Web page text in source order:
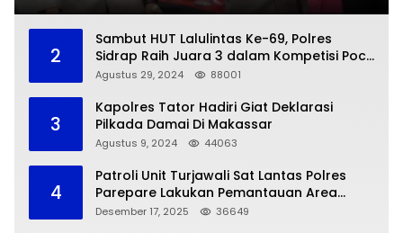
2
Sambut HUT Lalulintas Ke-69, Polres
Sidrap Raih Juara 3 dalam Kompetisi Pocil
Zona 5
Agustus 29, 2024 88001
3
Kapolres Tator Hadiri Giat Deklarasi
Pilkada Damai Di Makassar
Agustus 9, 2024 44063
4
Patroli Unit Turjawali Sat Lantas Polres
Parepare Lakukan Pemantauan Area
Larangan Parkir
Desember 17, 2025 36649